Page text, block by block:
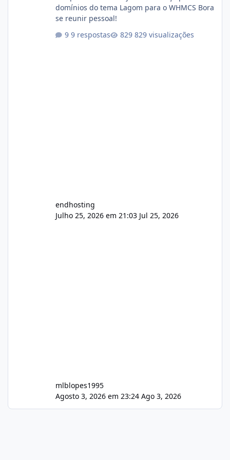
domínios do tema Lagom para o WHMCS Bora
se reunir pessoal!
9 respostas
829 visualizações
endhosting
Julho 25, 2026 em 21:03 Jul 25, 2026
mlblopes1995
Agosto 3, 2026 em 23:24 Ago 3, 2026